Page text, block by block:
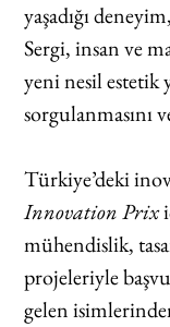
yaşadığı
Sergi, insan ve
yeni nesil
sorgulanmasını
Türkiye’deki
Innovation Prix
mühendislik,
projeleriyle
gelen